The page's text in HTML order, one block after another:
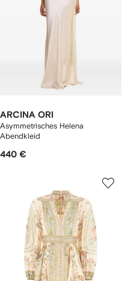
ARCINA ORI
Asymmetrisches Helena
Abendkleid
440 €